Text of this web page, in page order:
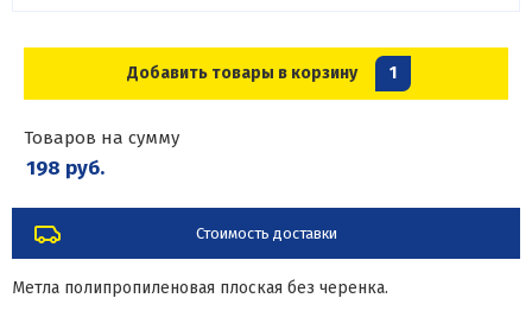
Добавить товары в корзину 1
Товаров на сумму
198 руб.
Стоимость доставки
Метла полипропиленовая плоская без черенка.